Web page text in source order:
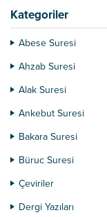
Kategoriler
Abese Suresi
Ahzab Suresi
Alak Suresi
Ankebut Suresi
Bakara Suresi
Büruc Suresi
Çeviriler
Dergi Yazıları